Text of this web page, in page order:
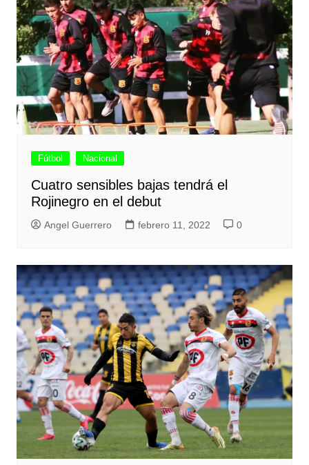
Fútbol Nacional
Cuatro sensibles bajas tendrá el
Rojinegro en el debut
Angel Guerrero febrero 11, 2022 0